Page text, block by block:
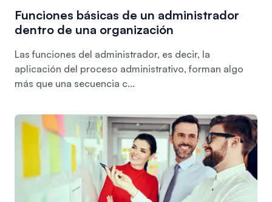
Funciones básicas de un administrador
dentro de una organización
Las funciones del administrador, es decir, la
aplicación del proceso administrativo, forman algo
más que una secuencia c...